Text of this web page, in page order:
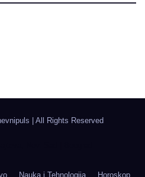
| All Rights Reserved
Nauka i Tehnologija Horoskop